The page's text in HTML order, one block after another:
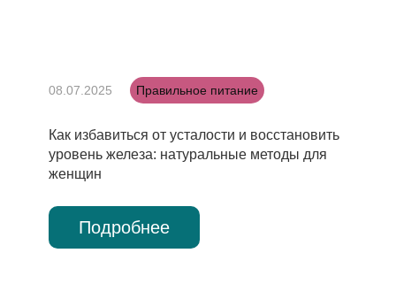
08.07.2025 Правильное питание
Как избавиться от усталости и восстановить
уровень железа: натуральные методы для
женщин
Подробнее